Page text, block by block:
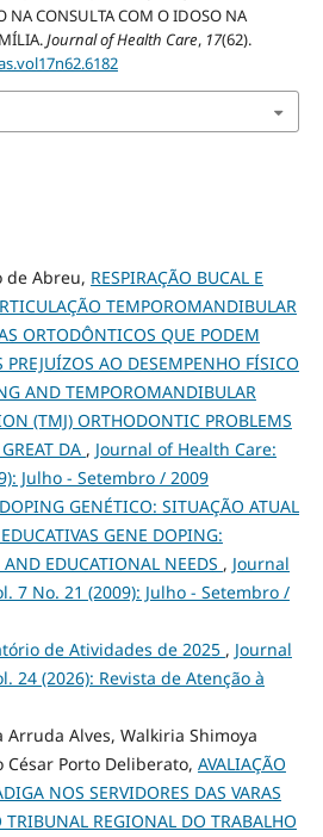
NA CONSULTA COM O IDOSO NA
Journal of Health Care, 17(62).
de Abreu, RESPIRAÇÃO BUCAL E
TEMPOROMANDIBULAR
ORTODÔNTICOS QUE PODEM
PREJUÍZOS AO DESEMPENHO FÍSICO
AND TEMPOROMANDIBULAR
(TMJ) ORTHODONTIC PROBLEMS
DA , Journal of Health Care:
Julho - Setembro / 2009
DOPING GENÉTICO: SITUAÇÃO ATUAL
GENE DOPING:
AND EDUCATIONAL NEEDS , Journal
7 No. 21 (2009): Julho - Setembro /
de Atividades de 2025 , Journal
24 (2026): Revista de Atenção à
Arruda Alves, Walkiria Shimoya
Porto Deliberato, AVALIAÇÃO
NOS SERVIDORES DAS VARAS
TRIBUNAL REGIONAL DO TRABALHO